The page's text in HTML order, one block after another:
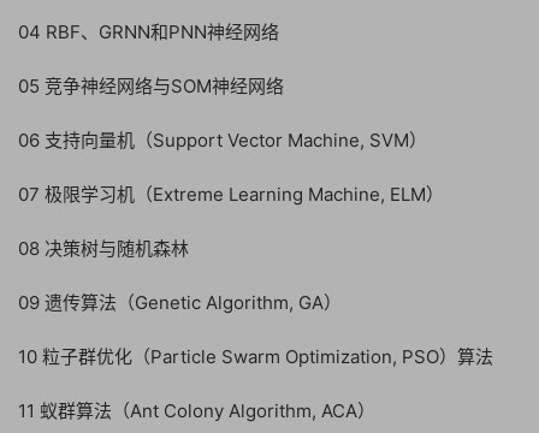
04 RBF、GRNN和PNN神经网络
05 竞争神经网络与SOM神经网络
06 支持向量机（Support Vector Machine, SVM）
07 极限学习机（Extreme Learning Machine, ELM）
08 决策树与随机森林
09 遗传算法（Genetic Algorithm, GA）
10 粒子群优化（Particle Swarm Optimization, PSO）算法
11 蚁群算法（Ant Colony Algorithm, ACA）